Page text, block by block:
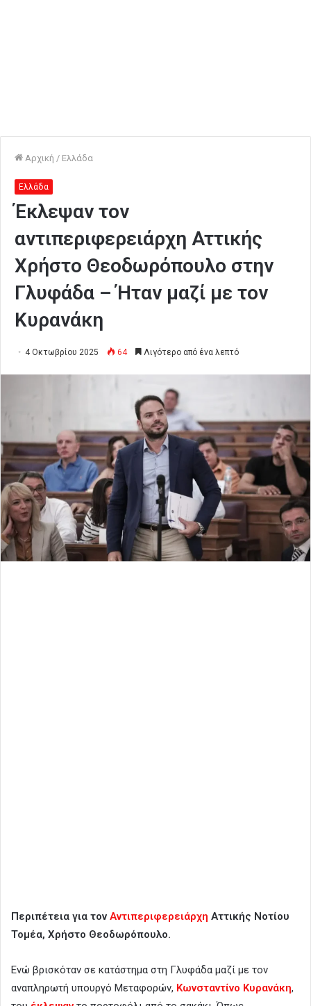
Αρχική / Ελλάδα
Ελλάδα
Έκλεψαν τον
αντιπεριφερειάρχη Αττικής
Χρήστο Θεοδωρόπουλο στην
Γλυφάδα – Ήταν μαζί με τον
Κυρανάκη
4 Οκτωβρίου 2025 64 Λιγότερο από ένα λεπτό
Περιπέτεια για τον Αντιπεριφερειάρχη Αττικής Νοτίου
Τομέα, Χρήστο Θεοδωρόπουλο.
Ενώ βρισκόταν σε κατάστημα στη Γλυφάδα μαζί με τον
αναπληρωτή υπουργό Μεταφορών, Κωνσταντίνο Κυρανάκη,